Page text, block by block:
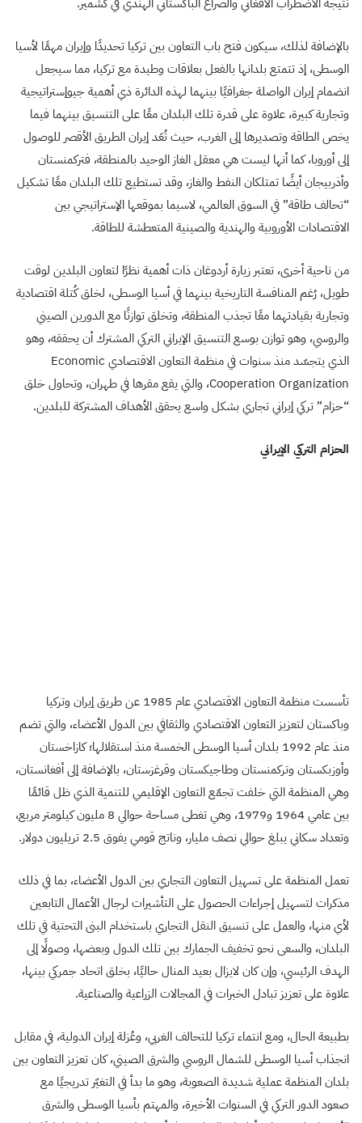
بالإضافة لذلك، سيكون فتح باب التعاون بين تركيا تحديدًا وإيران مهمًا لأسيا
الوسطى، إذ تتمتع بلدانها بالفعل بعلاقات وطيدة مع تركيا، مما سيجعل
انضمام إيران الواصلة جغرافيًا بينهما لهذه الدائرة ذي أهمية جيوإستراتيجية
وتجارية كبيرة، علاوة على قدرة تلك البلدان معًا على التنسيق بينهما فيما
يخص الطاقة وتصديرها إلى الغرب، حيث تُعَد إيران الطريق الأقصر للوصول
إلى أوروبا، كما أنها ليست هي معقل الغاز الوحيد بالمنطقة، فتركمنستان
وأذربيجان أيضًا تمتلكان النفط والغاز، وقد تستطيع تلك البلدان معًا تشكيل
“تحالف طاقة” في السوق العالمي، لاسيما بموقعها الإستراتيجي بين
الاقتصادات الأوروبية والهندية والصينية المتعطشة للطاقة.
من ناحية أخرى، تعتبر زيارة أردوغان ذات أهمية نظرًا لتعاون البلدين لوقت
طويل، رُغم المنافسة التاريخية بينهما في أسيا الوسطى، لخلق كُتلة اقتصادية
وتجارية بقيادتهما معًا تجذب المنطقة، وتخلق توازنًا مع الدورين الصيني
والروسي، وهو توازن بوسع التنسيق الإيراني التركي المشترك أن يحققه، وهو
الذي يتجسّد منذ سنوات في منظمة التعاون الاقتصادي Economic
Cooperation Organization، والتي يقع مقرها في طهران، وتحاول خلق
“حزام” تركي إيراني تجاري بشكل واسع يحقق الأهداف المشتركة للبلدين.
الحزام التركي الإيراني
تأسست منظمة التعاون الاقتصادي عام 1985 عن طريق إيران وتركيا
وباكستان لتعزيز التعاون الاقتصادي والثقافي بين الدول الأعضاء، والتي تضم
منذ عام 1992 بلدان أسيا الوسطى الخمسة منذ استقلالها؛ كازاخستان
وأوزبكستان وتركمنستان وطاجيكستان وقرغزستان، بالإضافة إلى أفغانستان،
وهي المنظمة التي خلفت تجمّع التعاون الإقليمي للتنمية الذي ظل قائمًا
بين عامي 1964 و1979، وهي تغطى مساحة حوالي 8 مليون كيلومتر مربع،
وتعداد سكاني يبلغ حوالي نصف مليار، وناتج قومي يفوق 2.5 تريليون دولار.
تعمل المنظمة على تسهيل التعاون التجاري بين الدول الأعضاء، بما في ذلك
مذكرات لتسهيل إجراءات الحصول على التأشيرات لرجال الأعمال التابعين
لأي منها، والعمل على تنسيق النقل التجاري باستخدام البنى التحتية في تلك
البلدان، والسعى نحو تخفيف الجمارك بين تلك الدول وبعضها، وصولًا إلى
الهدف الرئيسي، وإن كان لايزال بعيد المنال حاليًا، بخلق اتحاد جمركي بينها،
علاوة على تعزيز تبادل الخبرات في المجالات الزراعية والصناعية.
بطبيعة الحال، ومع انتماء تركيا للتحالف الغربي، وعُزلة إيران الدولية، في مقابل
انجذاب أسيا الوسطى للشمال الروسي والشرق الصيني، كان تعزيز التعاون بين
بلدان المنظمة عملية شديدة الصعوبة، وهو ما بدأ في التغيّر تدريجيًا مع
صعود الدور التركي في السنوات الأخيرة، والمهتم بأسيا الوسطى والشرق